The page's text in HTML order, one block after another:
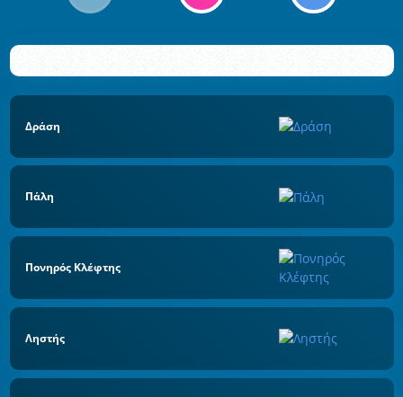
Δράση
Πάλη
Πονηρός Κλέφτης
Ληστής